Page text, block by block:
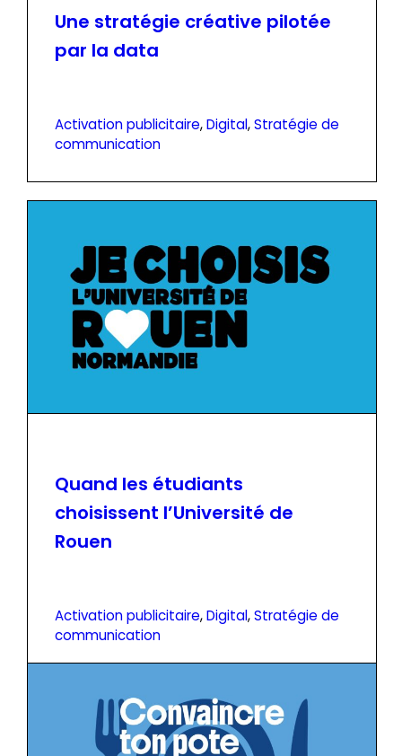
Une stratégie créative pilotée
par la data
Activation publicitaire, Digital, Stratégie de
communication
Quand les étudiants
choisissent l’Université de
Rouen
Activation publicitaire, Digital, Stratégie de
communication